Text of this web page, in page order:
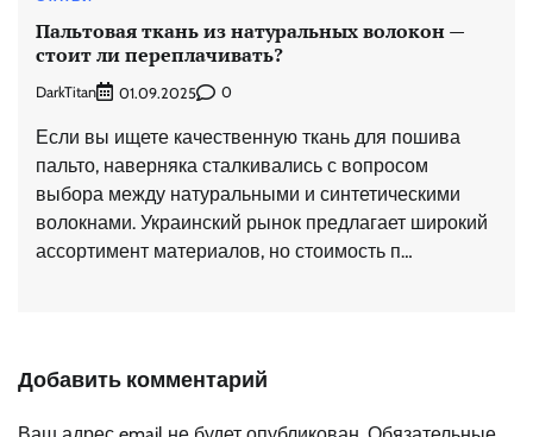
Пальтовая ткань из натуральных волокон —
стоит ли переплачивать?
DarkTitan 01.09.2025 0
Если вы ищете качественную ткань для пошива
пальто, наверняка сталкивались с вопросом
выбора между натуральными и синтетическими
волокнами. Украинский рынок предлагает широкий
ассортимент материалов, но стоимость п…
Добавить комментарий